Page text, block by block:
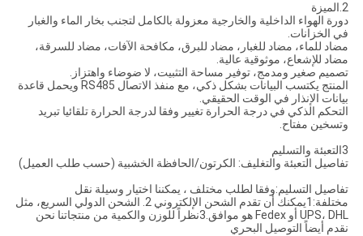
2.الميزة
دورة الهواء الداخلية والخارجية معزولة بالكامل لتجنب بخار الماء والغبار
في الخزانات.
مضاد للماء، مضاد للغبار، مضاد للبرق، مكافحة الآفات، مضاد للسرقة،
مضاد للإشعاع، موثوقية عالية.
تصميم صغير ومدمج، توفير مساحة التثبيت، لا ضوضاء واهتزاز.
المنتج يكتسب البيانات بشكل ذكي، مع منفذ الاتصال RS485 ويحمل قاعدة
بيانات الإنذار في الوقت الحقيقي.
التحكم الذكي في درجة الحرارة تغيير وفقا لدرجة الحرارة تلقائيا تبريد
وتسخين مفتاح.
3التعبئة والتسليم
تفاصيل التعبئة والتغليف: الكرتون/الحافظة الخشبية (حسب طلب العميل)
تفاصيل التسليم:وفقا لطلب مختلف ، يمكننا اختيار وسيلة نقل
مختلفة:1يمكنك أن تقدم الشحن الإلكتروني 2. الشحن الدولي السريع، مثل
UPS، DHL أو Fedex هو موافق.3نظراً للوزن والكمية من منتجاتنا نحن
نقدم أيضاً التوصيل البحري